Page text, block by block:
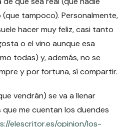
tampoco). Personalmente,
hacer muy feliz, casi tanto
o el vino aunque esa
todas) y, además, no se
y por fortuna, sí compartir.
vendrán) se va a llenar
me cuentan los duendes
elescritor.es/opinion/los-